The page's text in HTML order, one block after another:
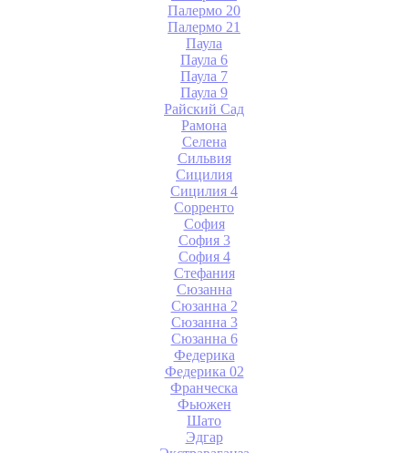
Палермо 20
Палермо 21
Паула
Паула 6
Паула 7
Паула 9
Райский Сад
Рамона
Селена
Сильвия
Сицилия
Сицилия 4
Сорренто
София
София 3
София 4
Стефания
Сюзанна
Сюзанна 2
Сюзанна 3
Сюзанна 6
Федерика
Федерика 02
Франческа
Фьюжен
Шато
Эдгар